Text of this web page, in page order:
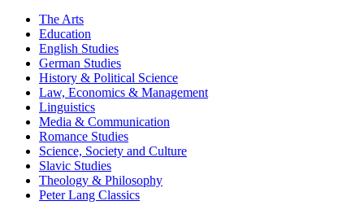
The Arts
Education
English Studies
German Studies
History & Political Science
Law, Economics & Management
Linguistics
Media & Communication
Romance Studies
Science, Society and Culture
Slavic Studies
Theology & Philosophy
Peter Lang Classics